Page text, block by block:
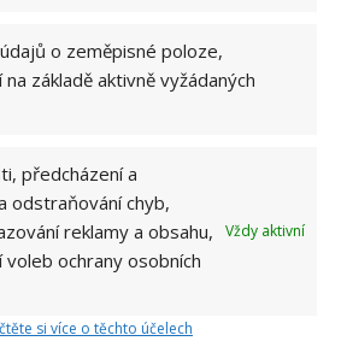
o zeměpisné poloze,
základě aktivně vyžádaných
předcházení a
odstraňování chyb,
reklamy a obsahu,
voleb ochrany osobních
Vždy aktivní
si více o těchto účelech
o komunistickém režimu: Kdo si
s 10 otázkami, ten se alespoň přiučí